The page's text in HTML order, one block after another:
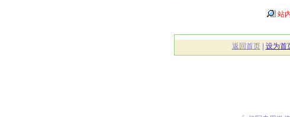
站
返回首页| 设为首